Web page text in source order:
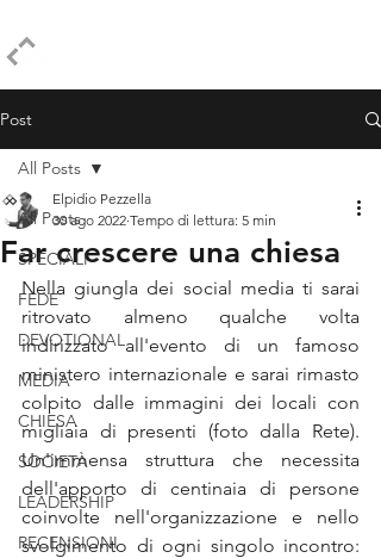
Post
All Posts
SPECIALI
FEDE
DEVOTIONAL
MEDIA
CHIESA
SOCIETÀ
LEADERSHIP
RECENSIONI
All Posts
Far crescere una chiesa
Elpidio Pezzella
30 ago 2022 Tempo di lettura: 5 min
Nella giungla dei social media ti sarai
ritrovato almeno qualche volta
indirizzato all'evento di un famoso
ministero internazionale e sarai rimasto
colpito dalle immagini dei locali con
migliaia di presenti (foto dalla Rete).
Un'immensa struttura che necessita
dell'apporto di centinaia di persone
coinvolte nell'organizzazione e nello
svolgimento di ogni singolo incontro: